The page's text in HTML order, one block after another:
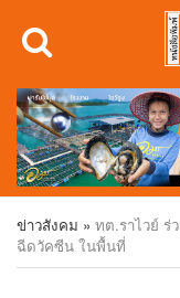
ข่าวสังคม » ทต.ราไวย์ ร่
ฉีดวัคซีน ในพื้นที่